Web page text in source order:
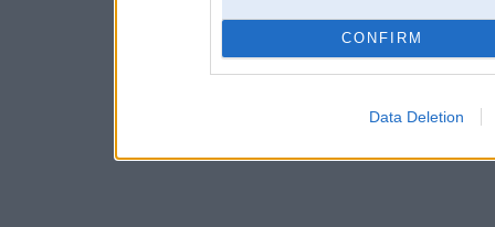
CONFIRM
Data Deletion